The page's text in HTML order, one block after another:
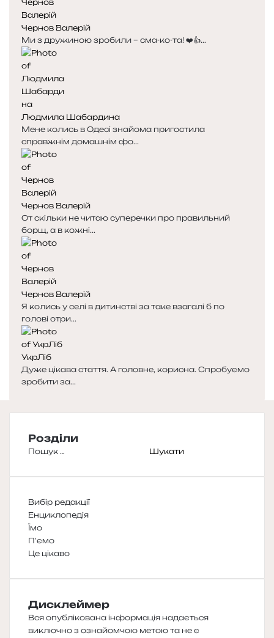
Чернов Валерій
Ми з дружиною зробили – сма-ко-та! ❤️👍...
Людмила Шабардина
Мене колись в Одесі знайома пригостила
справжнім домашнім фо...
Чернов Валерій
От скільки не читаю суперечки про правильний
борщ, а в кожні...
Чернов Валерій
Я колись у селі в дитинстві за таке взагалі б по
голові отри...
УкрЛіб
Дуже цікава стаття. А головне, корисна. Спробуємо
зробити за...
Розділи
Пошук:
Вибір редакції
Енциклопедія
Їмо
П'ємо
Це цікаво
Дисклеймер
Вся опублікована інформація надається
виключно з ознайомчою метою та не є